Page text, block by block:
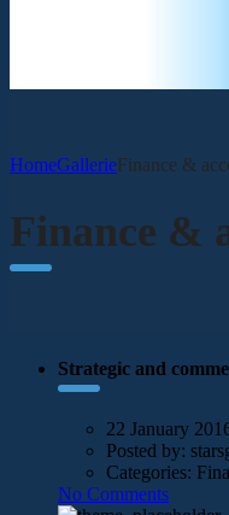
HomeGallerieFinance &
Finance &
Strategic and
22 January
Posted by:
Categories:
No Comments